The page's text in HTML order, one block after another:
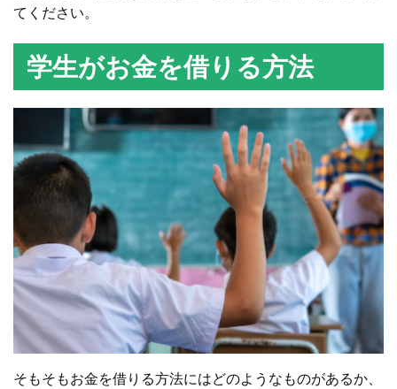
てください。
学生がお金を借りる方法
そもそもお金を借りる方法にはどのようなものがあるか、